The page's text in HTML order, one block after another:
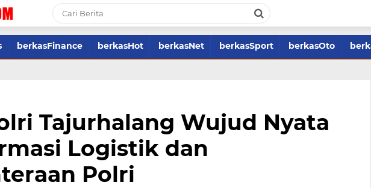
berkasFinance berkasHot berkasNet berkasSport berkasOto
Tajurhalang Wujud Nyata
Logistik dan
Polri